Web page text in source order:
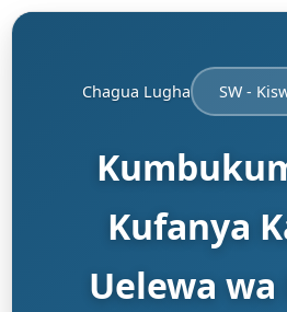
Chagua Lugha
Kufanya
Uelewa